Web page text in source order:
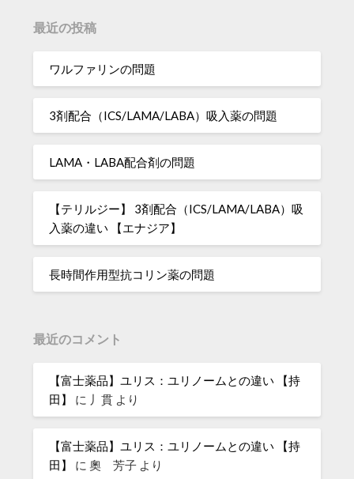
最近の投稿
ワルファリンの問題
3剤配合（ICS/LAMA/LABA）吸入薬の問題
LAMA・LABA配合剤の問題
【テリルジー】 3剤配合（ICS/LAMA/LABA）吸
入薬の違い 【エナジア】
長時間作用型抗コリン薬の問題
最近のコメント
【富士薬品】ユリス：ユリノームとの違い 【持
田】
に 丿貫 より
【富士薬品】ユリス：ユリノームとの違い 【持
田】
に奧 芳子 より